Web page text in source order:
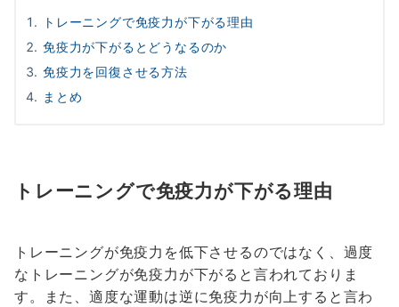
トレーニングで免疫力が下がる理由
免疫力が下がるとどうなるのか
免疫力を回復させる方法
まとめ
トレーニングで免疫力が下がる理由
トレーニングが免疫力を低下させるのではなく、過度
なトレーニングが免疫力が下がると言われておりま
す。また、適度な運動は逆に免疫力が向上すると言わ